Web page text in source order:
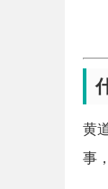
黄
事